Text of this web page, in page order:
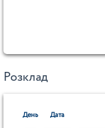
Розклад
День Дата